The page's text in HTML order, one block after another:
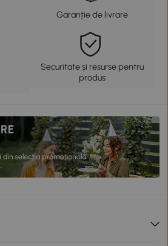
Garanție de livrare
Securitate și resurse pentru
produs